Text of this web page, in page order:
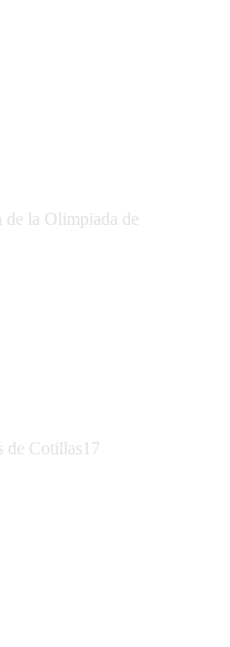
la Olimpiada de
de Cotillas17